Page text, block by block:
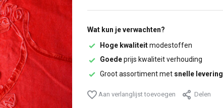
Wat kun je verwachten?
Hoge kwaliteitmodestoffen
Goedeprijs kwaliteit verhouding
Groot assortiment met snelle levering
Aan verlanglijst toevoegen Delen